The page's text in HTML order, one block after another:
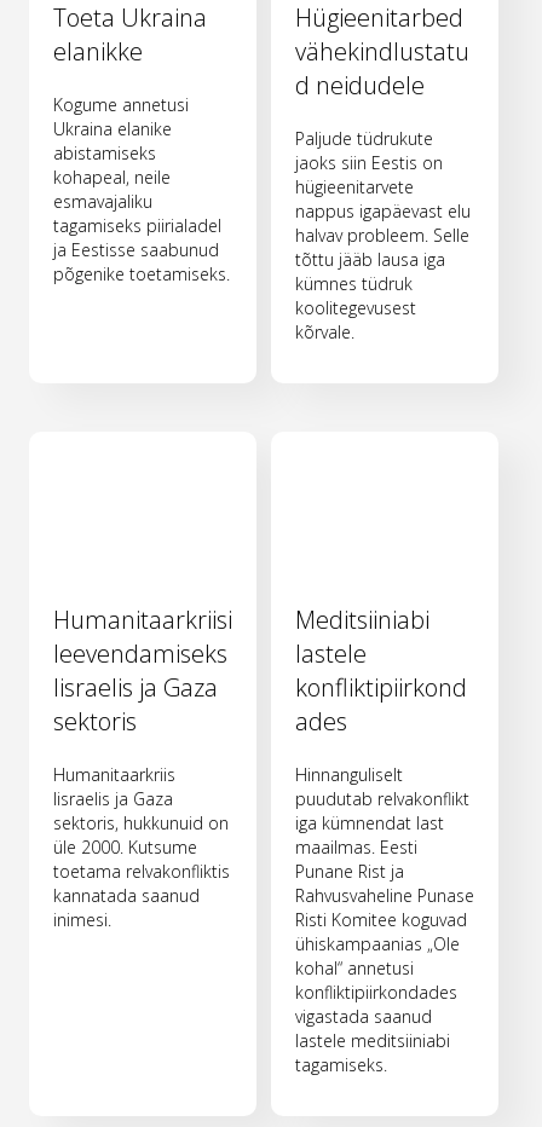
Toeta Ukraina
elanikke
Kogume annetusi
Ukraina elanike
abistamiseks
kohapeal, neile
esmavajaliku
tagamiseks piirialadel
ja Eestisse saabunud
põgenike toetamiseks.
Hügieenitarbed
vähekindlustatu
d neidudele
Paljude tüdrukute
jaoks siin Eestis on
hügieenitarvete
nappus igapäevast elu
halvav probleem. Selle
tõttu jääb lausa iga
kümnes tüdruk
koolitegevusest
kõrvale.
Humanitaarkriisi
leevendamiseks
Iisraelis ja Gaza
sektoris
Humanitaarkriis
Iisraelis ja Gaza
sektoris, hukkunuid on
üle 2000. Kutsume
toetama relvakonfliktis
kannatada saanud
inimesi.
Meditsiiniabi
lastele
konfliktipiirkond
ades
Hinnanguliselt
puudutab relvakonflikt
iga kümnendat last
maailmas. Eesti
Punane Rist ja
Rahvusvaheline Punase
Risti Komitee koguvad
ühiskampaanias „Ole
kohal“ annetusi
konfliktipiirkondades
vigastada saanud
lastele meditsiiniabi
tagamiseks.